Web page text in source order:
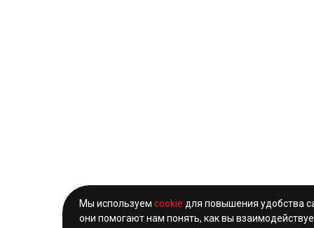
Мы используемcookie для повышения удобства
они помогают нам понять, как вы